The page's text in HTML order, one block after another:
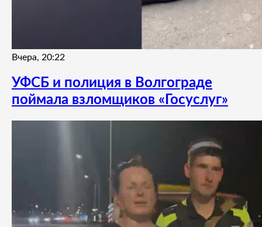
Вчера, 20:22
УФСБ и полиция в Волгограде
поймала взломщиков «Госуслуг»